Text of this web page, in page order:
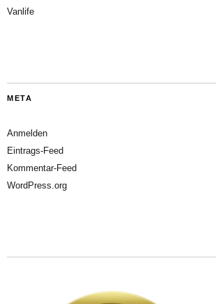
Vanlife
META
Anmelden
Eintrags-Feed
Kommentar-Feed
WordPress.org